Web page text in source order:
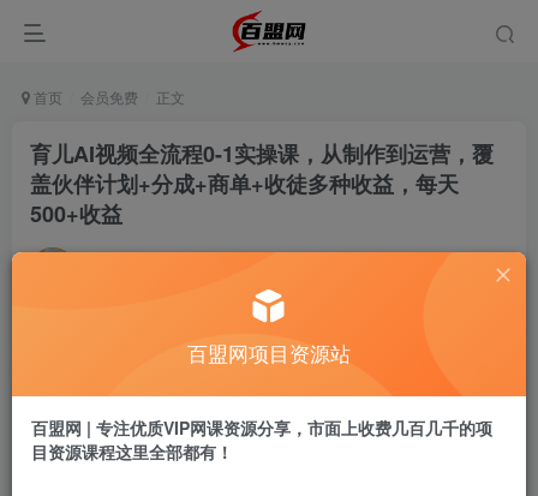
首页 会员免费 正文
育儿AI视频全流程0-1实操课，从制作到运营，覆
盖伙伴计划+分成+商单+收徒多种收益，每天
500+收益
百盟网 私信
此内容为付费阅读，请付费后查看
9.9
百盟网项目资源站
百盟网 | 专注优质VIP网课资源分享，市面上收费几百几千的项
目资源课程这里全部都有！